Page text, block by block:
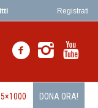
Registrati
5×1000 DONA ORA!